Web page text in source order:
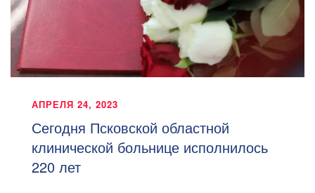
АПРЕЛЯ 24, 2023
Сегодня Псковской областной
клинической больнице исполнилось
220 лет